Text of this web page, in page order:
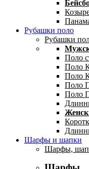
Рубашки поло
Рубашки
Поло
Поло
Поло
Поло
Поло
Шарфы и шапки
Шарфы,